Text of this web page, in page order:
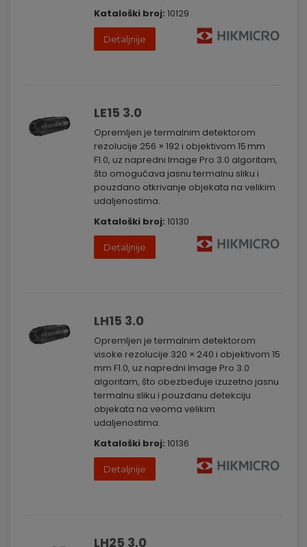
Kataloški broj: 10129
Detaljnije
LE15 3.0
Opremljen je termalnim detektorom
rezolucije 256 × 192 i objektivom 15 mm
F1.0, uz napredni Image Pro 3.0 algoritam,
što omogućava jasnu termalnu sliku i
pouzdano otkrivanje objekata na velikim
udaljenostima.
Kataloški broj: 10130
Detaljnije
LH15 3.0
Opremljen je termalnim detektorom
visoke rezolucije 320 × 240 i objektivom 15
mm F1.0, uz napredni Image Pro 3.0
algoritam, što obezbeđuje izuzetno jasnu
termalnu sliku i pouzdanu detekciju
objekata na veoma velikim
udaljenostima.
Kataloški broj: 10136
Detaljnije
LH25 3.0